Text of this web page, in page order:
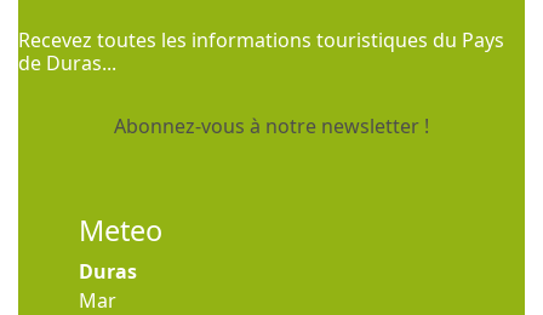
Recevez toutes les informations touristiques du Pays
de Duras...
Abonnez-vous à notre newsletter !
Meteo
Duras
Mar